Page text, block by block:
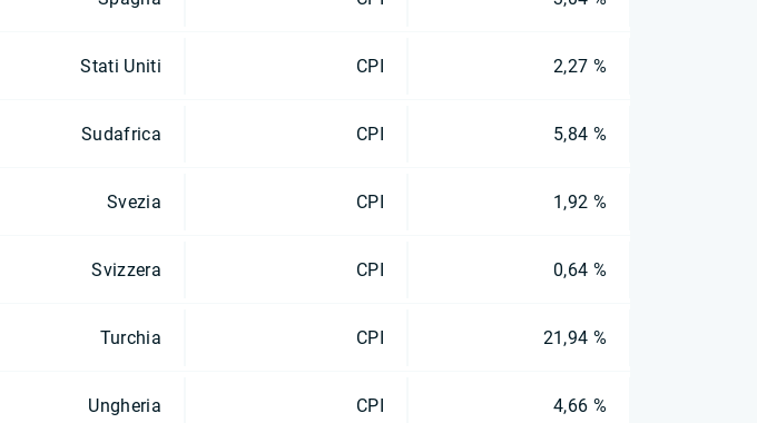
Stati Uniti CPI 2,27 %
Sudafrica CPI 5,84 %
Svezia CPI 1,92 %
Svizzera CPI 0,64 %
Turchia CPI 21,94 %
Ungheria CPI 4,66 %